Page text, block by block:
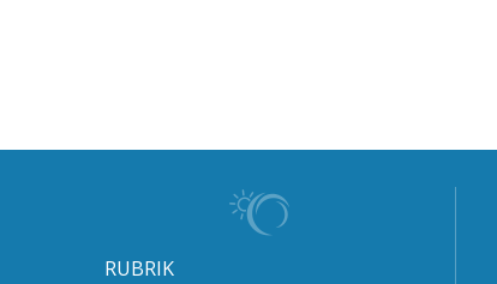
RUBRIK